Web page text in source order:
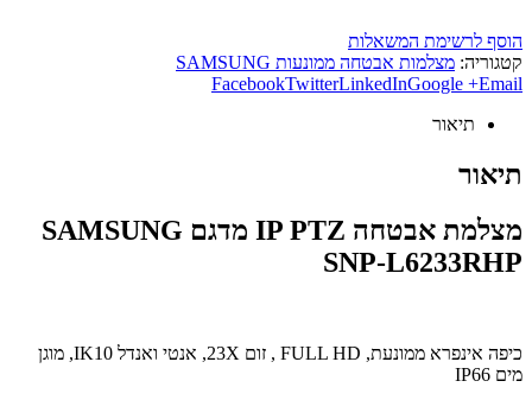
הוסף לרשימת המשאלות
קטגוריה: מצלמות אבטחה ממונעות SAMSUNG
FacebookTwitterLinkedInGoogle +Email
תיאור
תיאור
מצלמת אבטחה IP PTZ מדגם SAMSUNG
SNP-L6233RHP
כיפה אינפרא ממונעת, FULL HD , זום 23X, אנטי ואנדל IK10, מוגן
מים IP66